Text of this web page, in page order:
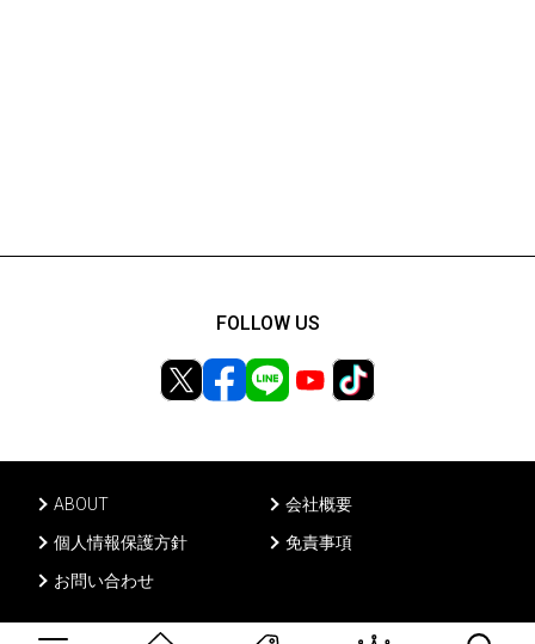
ABOUT
会社概要
個人情報保護方針
免責事項
お問い合わせ
FOLLOW US